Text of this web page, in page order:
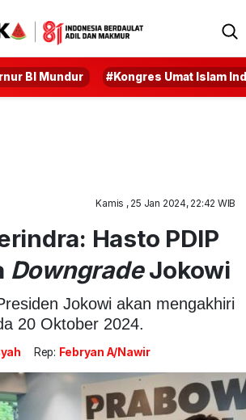
BI Mundur #Kongres Umat Islam
Kamis , 25 Jan 2024, 22:42 WIB
Hasto PDIP
DowngradeJokowi
Jokowi akan mengakhiri
20 Oktober 2024.
Rep: Febryan A/Nawir